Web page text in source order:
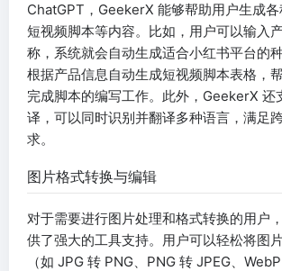
ChatGPT，GeekerX 能够帮助用户生成各
短视频脚本等内容。比如，用户可以输入
称，系统就会自动生成适合小红书平台的
根据产品信息自动生成短视频脚本表格，
完成脚本的编写工作。此外，GeekerX 还
译，可以同时识别并翻译多种语言，满足
求。
图片格式转换与编辑
对于需要进行图片处理和格式转换的用户
供了强大的工具支持。用户可以轻松将图
（如 JPG 转 PNG、PNG 转 JPEG、